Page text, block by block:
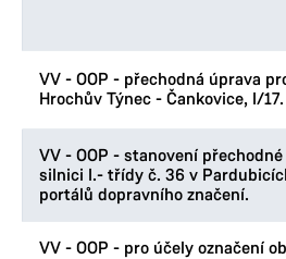
VV - OOP - přechodná úprava
Hrochův Týnec - Čankovice, I/17.
VV - OOP - stanovení
silnici I.- třídy č. 36 v
portálů dopravního značení.
VV - OOP - pro účely označení